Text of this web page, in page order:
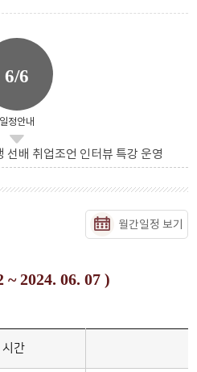
6/6
일정안내
선배 취업조언 인터뷰 특강 운영
월간일정 보기
2024. 06. 07 )
시간